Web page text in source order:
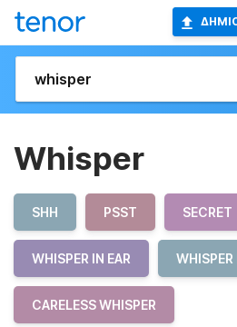
Whisper
SHH PSST SECRET
WHISPER IN EAR WHISPER
CARELESS WHISPER